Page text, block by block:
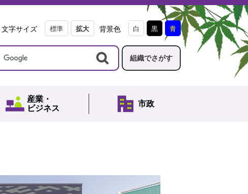
文字サイズ 標準 拡大 背景色 白 黒 青
組織でさがす
産業・
ビジネス
市政